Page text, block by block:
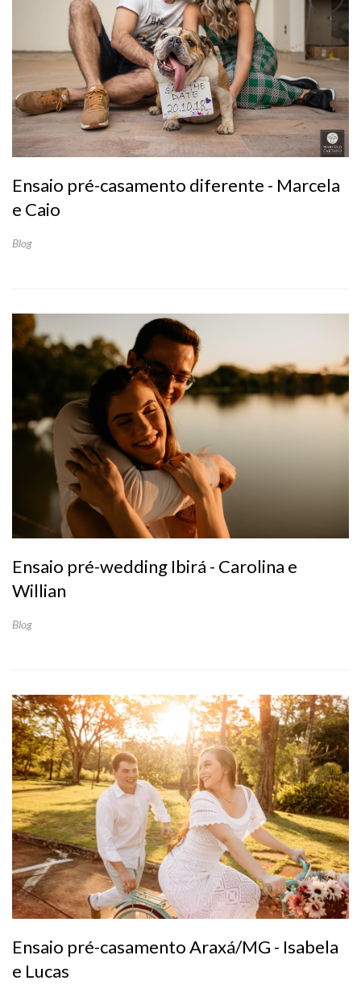
Ensaio pré-casamento diferente - Marcela
e Caio
Blog
Ensaio pré-wedding Ibirá - Carolina e
Willian
Blog
Ensaio pré-casamento Araxá/MG - Isabela
e Lucas